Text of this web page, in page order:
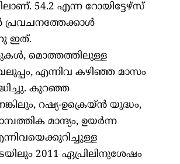
54.2 എന്ന റോയിട്ടേഴ്സ്
ഇത്.
മൊത്തത്തിലുള്ള
എന്നിവ കഴിഞ്ഞ മാസം
കുറഞ്ഞ
റഷ്യ-ഉക്രെയ്ന്‍ യുദ്ധം,
മാന്ദ്യം, ഉയര്‍ന്ന
2011 ഏപ്രിലിനുശേഷം